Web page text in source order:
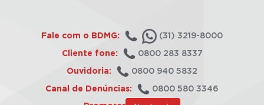
Fale com o BDMG: (31) 3219-8000
Cliente fone: 0800 283 8337
Ouvidoria: 0800 940 5832
Canal de Denúncias: 0800 580 3346